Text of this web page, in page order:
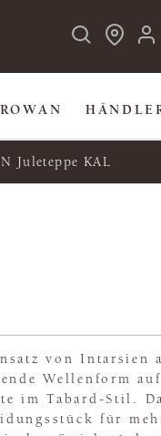
Juleteppe KAL
von Intarsien
Wellenform
im Tabard-Stil.
für